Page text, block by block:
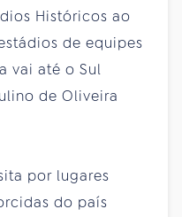
Históricos ao
de equipes
vai até o Sul
de Oliveira
por lugares
do país